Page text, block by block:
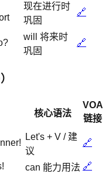
现在进行时
巩固
🔗
will 将来时
巩固
🔗
核心语法
VOA
链接
Let's + V / 建
议
🔗
can 能力用法 🔗